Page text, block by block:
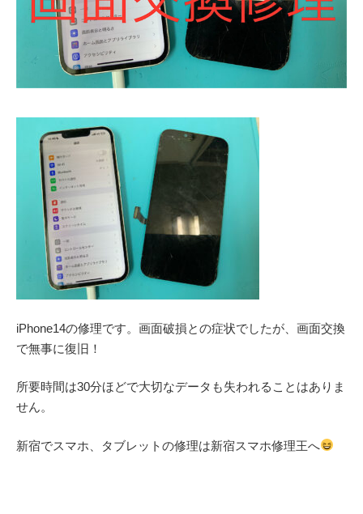
iPhone14の修理です。画面破損との症状でしたが、画面交換
で無事に復旧！
所要時間は30分ほどで大切なデータも失われることはありま
せん。
新宿でスマホ、タブレットの修理は新宿スマホ修理王へ